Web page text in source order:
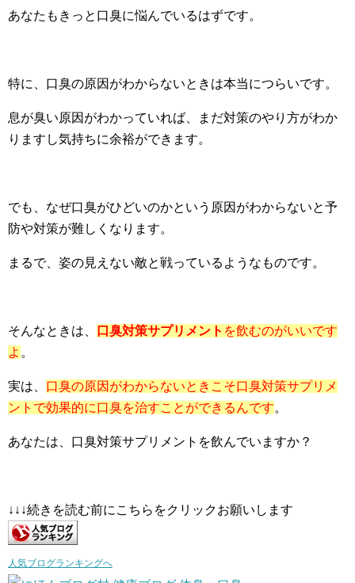
あなたもきっと口臭に悩んでいるはずです。
特に、口臭の原因がわからないときは本当につらいです。
息が臭い原因がわかっていれば、まだ対策のやり方がわか
りますし気持ちに余裕ができます。
でも、なぜ口臭がひどいのかという原因がわからないと予
防や対策が難しくなります。
まるで、姿の見えない敵と戦っているようなものです。
そんなときは、 口臭対策サプリメント を飲むのがいいです
よ 。
実は、 口臭の原因がわからないときこそ口臭対策サプリメ
ントで効果的に口臭を治すことができるんです。
あなたは、口臭対策サプリメントを飲んでいますか？
↓↓↓続きを読む前にこちらをクリックお願いします
人気ブログランキングへ